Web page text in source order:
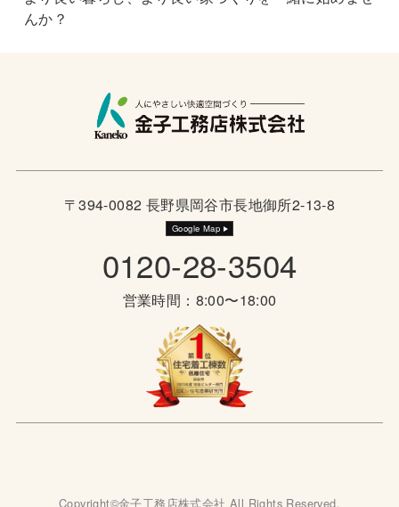
んか？
〒394-0082 長野県岡谷市長地御所2-13-8
Google Map
0120-28-3504
営業時間：8:00〜18:00
Copyright©金子工務店株式会社 All Rights Reserved.